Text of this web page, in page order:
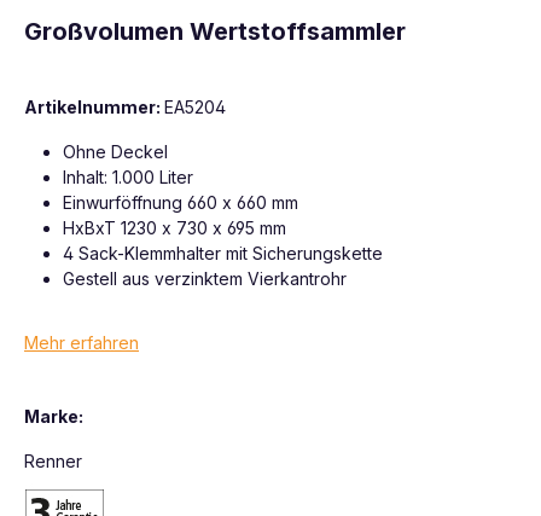
Großvolumen Wertstoffsammler
Artikelnummer: EA5204
Ohne Deckel
Inhalt: 1.000 Liter
Einwurföffnung 660 x 660 mm
HxBxT 1230 x 730 x 695 mm
4 Sack-Klemmhalter mit Sicherungskette
Gestell aus verzinktem Vierkantrohr
Mehr erfahren
Marke:
Renner